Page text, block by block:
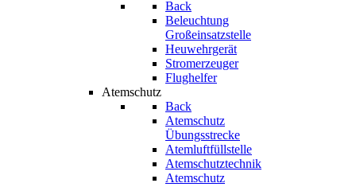
Back
Beleuchtung
Großeinsatzstelle
Heuwehrgerät
Stromerzeuger
Flughelfer
Atemschutz
Back
Atemschutz
Übungsstrecke
Atemluftfüllstelle
Atemschutztechnik
Atemschutz